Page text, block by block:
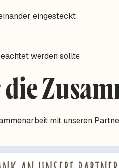
eingesteckt
werden sollte
mit unseren